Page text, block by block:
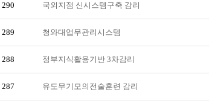
290 국외지점 신시스템구축 감리
289 청와대업무관리시스템
288 정부지식활용기반 3차감리
287 유도무기모의전술훈련 감리